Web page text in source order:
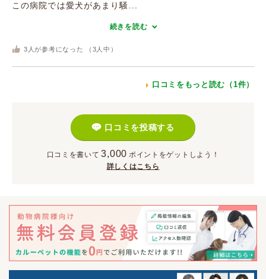
この病院では愛犬があまり騒...
続きを読む
3 人が参考になった （ 3 人中）
口コミをもっと読む（1件）
口コミを投稿する
口コミを書いて 3,000 ポイント をゲットしよう！
詳しくはこちら